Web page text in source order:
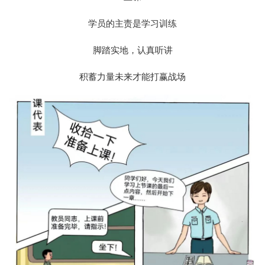
学员的主责是学习训练
脚踏实地，认真听讲
积蓄力量未来才能打赢战场